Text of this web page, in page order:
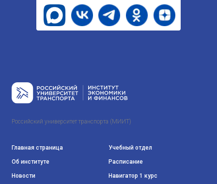
Российский университет транспорта (МИИТ)
Главная страница
Об институте
Новости
Учебный отдел
Расписание
Навигатор 1 курс